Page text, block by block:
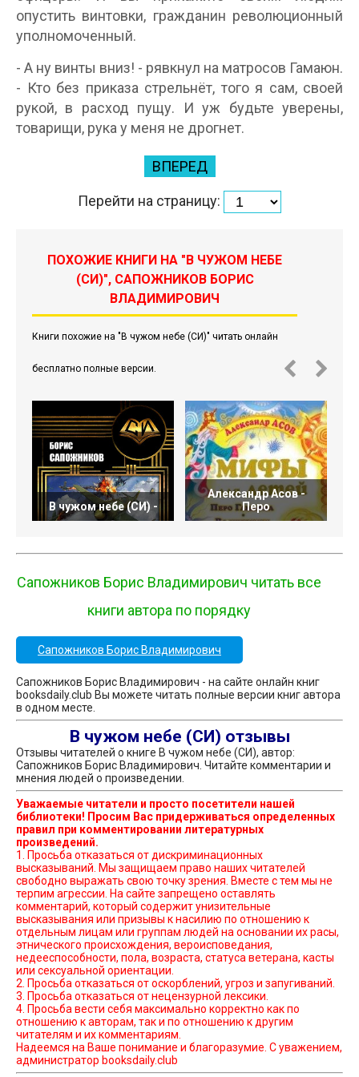
опустить винтовки, гражданин революционный
уполномоченный.
- А ну винты вниз! - рявкнул на матросов Гамаюн.
- Кто без приказа стрельнёт, того я сам, своей
рукой, в расход пущу. И уж будьте уверены,
товарищи, рука у меня не дрогнет.
ВПЕРЕД
Перейти на страницу:
ПОХОЖИЕ КНИГИ НА "В ЧУЖОМ НЕБЕ
(СИ)", САПОЖНИКОВ БОРИС
ВЛАДИМИРОВИЧ
Книги похожие на "В чужом небе (СИ)" читать онлайн
бесплатно полные версии.
В чужом небе (СИ) -
Александр Асов -
Перо
Сапожников Борис Владимирович читать все
книги автора по порядку
Сапожников Борис Владимирович
Сапожников Борис Владимирович - на сайте онлайн книг
booksdaily.club Вы можете читать полные версии книг автора
в одном месте.
В чужом небе (СИ) отзывы
Отзывы читателей о книге В чужом небе (СИ), автор:
Сапожников Борис Владимирович. Читайте комментарии и
мнения людей о произведении.
Уважаемые читатели и просто посетители нашей
библиотеки! Просим Вас придерживаться определенных
правил при комментировании литературных
произведений.
1. Просьба отказаться от дискриминационных
высказываний. Мы защищаем право наших читателей
свободно выражать свою точку зрения. Вместе с тем мы не
терпим агрессии. На сайте запрещено оставлять
комментарий, который содержит унизительные
высказывания или призывы к насилию по отношению к
отдельным лицам или группам людей на основании их расы,
этнического происхождения, вероисповедания,
недееспособности, пола, возраста, статуса ветерана, касты
или сексуальной ориентации.
2. Просьба отказаться от оскорблений, угроз и запугиваний.
3. Просьба отказаться от нецензурной лексики.
4. Просьба вести себя максимально корректно как по
отношению к авторам, так и по отношению к другим
читателям и их комментариям.
Надеемся на Ваше понимание и благоразумие. С уважением,
администратор booksdaily.club